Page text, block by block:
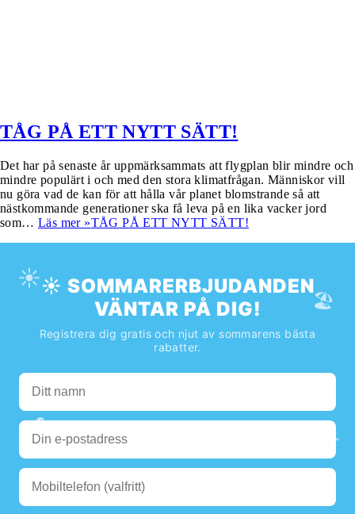
TÅG PÅ ETT NYTT SÄTT!
Det har på senaste år uppmärksammats att flygplan blir mindre och
mindre populärt i och med den stora klimatfrågan. Människor vill
nu göra vad de kan för att hålla vår planet blomstrande så att
nästkommande generationer ska få leva på en lika vacker jord
som… Läs mer »TÅG PÅ ETT NYTT SÄTT!
☀️
🏖️
🌊
☀️
☀️ SOMMARERBJUDANDEN
VÄNTAR PÅ DIG!
Registrera dig gratis och njut av sommarens bästa
rabatter.